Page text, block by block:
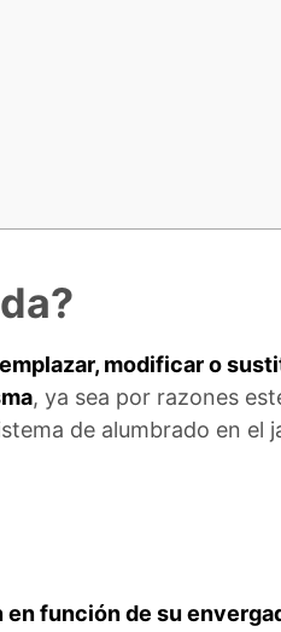
modificar o
, ya sea por razones
de alumbrado en el
función de su